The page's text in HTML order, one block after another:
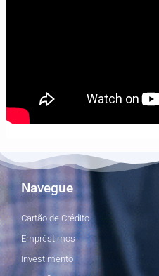
Navegue
Cartão de Crédito
Empréstimos
Investimento